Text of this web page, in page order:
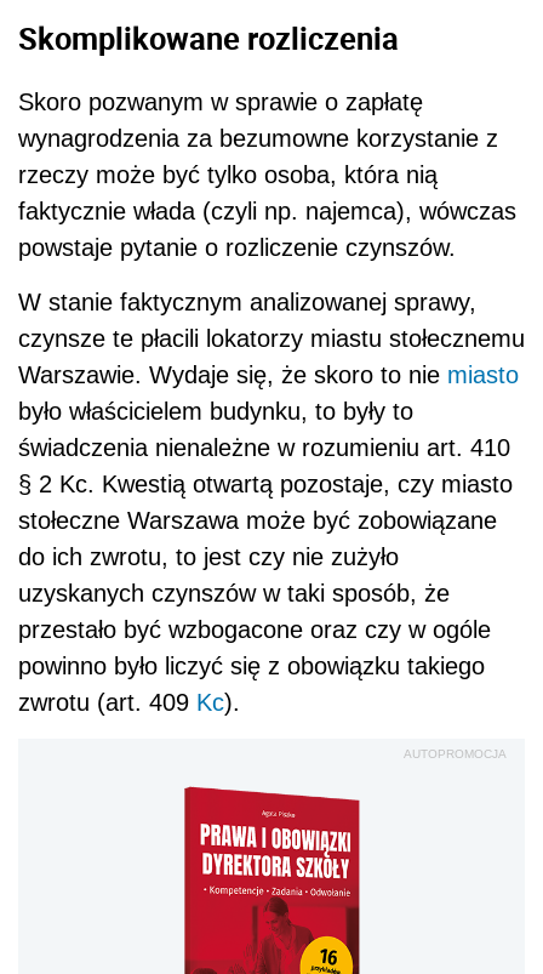
Skomplikowane rozliczenia
Skoro pozwanym w sprawie o zapłatę
wynagrodzenia za bezumowne korzystanie z
rzeczy może być tylko osoba, która nią
faktycznie włada (czyli np. najemca), wówczas
powstaje pytanie o rozliczenie czynszów.
W stanie faktycznym analizowanej sprawy,
czynsze te płacili lokatorzy miastu stołecznemu
Warszawie. Wydaje się, że skoro to nie miasto
było właścicielem budynku, to były to
świadczenia nienależne w rozumieniu art. 410
§ 2 Kc. Kwestią otwartą pozostaje, czy miasto
stołeczne Warszawa może być zobowiązane
do ich zwrotu, to jest czy nie zużyło
uzyskanych czynszów w taki sposób, że
przestało być wzbogacone oraz czy w ogóle
powinno było liczyć się z obowiązku takiego
zwrotu (art. 409 Kc).
AUTOPROMOCJA